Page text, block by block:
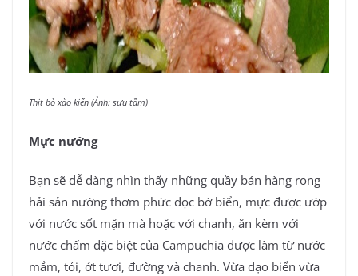
Thịt bò xào kiến (Ảnh: sưu tầm)
Mực nướng
Bạn sẽ dễ dàng nhìn thấy những quầy bán hàng rong
hải sản nướng thơm phức dọc bờ biển, mực được ướp
với nước sốt mặn mà hoặc với chanh, ăn kèm với
nước chấm đặc biệt của Campuchia được làm từ nước
mắm, tỏi, ớt tươi, đường và chanh. Vừa dạo biển vừa